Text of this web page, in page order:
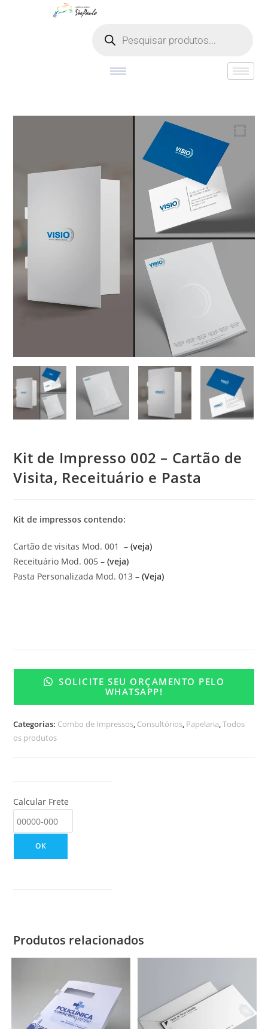
Kit de Impresso 002 – Cartão de
Visita, Receituário e Pasta
Kit de impressos contendo:
Cartão de visitas Mod. 001 –(veja)
Receituário Mod. 005 – (veja)
Pasta Personalizada Mod. 013 –(Veja)
SOLICITE SEU ORÇAMENTO PELO
WHATSAPP!
Categorias: Combo de Impressos, Consultórios, Papelaria,Todos
os produtos
Calcular Frete
OK
Produtos relacionados